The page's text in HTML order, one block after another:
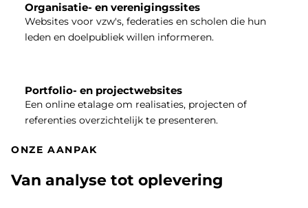
Organisatie- en verenigingssites
Websites voor vzw's, federaties en scholen die hun
leden en doelpubliek willen informeren.
Portfolio- en projectwebsites
Een online etalage om realisaties, projecten of
referenties overzichtelijk te presenteren.
ONZE AANPAK
Van analyse tot oplevering